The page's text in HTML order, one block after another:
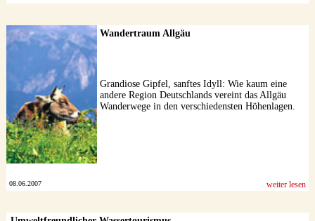
Wandertraum Allgäu
Grandiose Gipfel, sanftes Idyll: Wie kaum eine
andere Region Deutschlands vereint das Allgäu
Wanderwege in den verschiedensten Höhenlagen.
08.06.2007 weiter lesen